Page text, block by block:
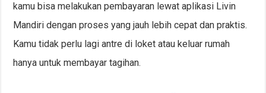
kamu bisa melakukan pembayaran lewat aplikasi Livin
Mandiri dengan proses yang jauh lebih cepat dan praktis.
Kamu tidak perlu lagi antre di loket atau keluar rumah
hanya untuk membayar tagihan.